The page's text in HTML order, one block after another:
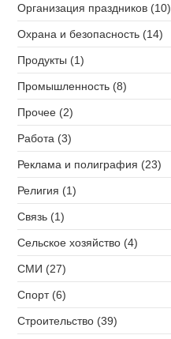
Организация праздников (10)
Охрана и безопасность (14)
Продукты (1)
Промышленность (8)
Прочее (2)
Работа (3)
Реклама и полиграфия (23)
Религия (1)
Связь (1)
Сельское хозяйство (4)
СМИ (27)
Спорт (6)
Строительство (39)